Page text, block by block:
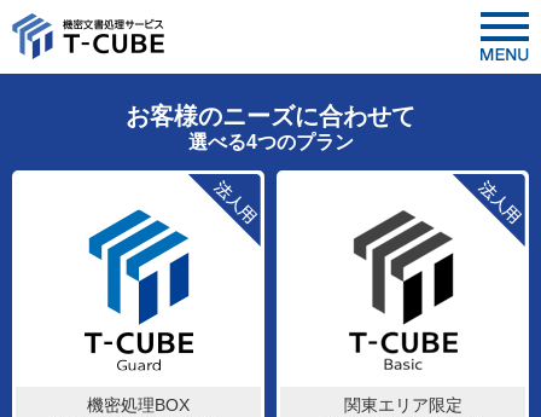
お客様のニーズに合わせて
選べる4つのプラン
機密処理BOX
関東エリア限定